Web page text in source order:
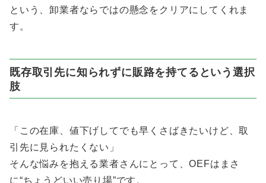
という、卸業者ならではの懸念をクリアにしてくれま
す。
既存取引先に知られずに販路を持てるという選択
肢
「この在庫、値下げしてでも早くさばきたいけど、取
引先に見られたくない」
そんな悩みを抱える業者さんにとって、OEFはまさ
に“ちょうどいい売り場”です。